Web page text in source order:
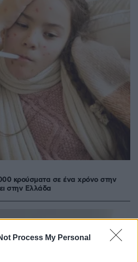
Process My Personal
κρούσματα σε ένα χρόνο στην
στην Ελλάδα